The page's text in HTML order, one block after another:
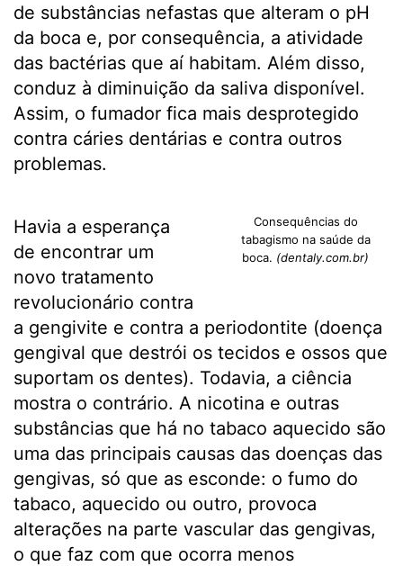
de substâncias nefastas que alteram o pH
da boca e, por consequência, a atividade
das bactérias que aí habitam. Além disso,
conduz à diminuição da saliva disponível.
Assim, o fumador fica mais desprotegido
contra cáries dentárias e contra outros
problemas.
Consequências do
tabagismo na saúde da
boca. (dentaly.com.br)
Havia a esperança
de encontrar um
novo tratamento
revolucionário contra
a gengivite e contra a periodontite (doença
gengival que destrói os tecidos e ossos que
suportam os dentes). Todavia, a ciência
mostra o contrário. A nicotina e outras
substâncias que há no tabaco aquecido são
uma das principais causas das doenças das
gengivas, só que as esconde: o fumo do
tabaco, aquecido ou outro, provoca
alterações na parte vascular das gengivas,
o que faz com que ocorra menos